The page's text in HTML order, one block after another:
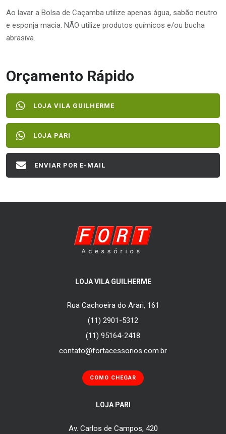
Ao lavar a Bolsa de Caçamba utilize apenas água, sabão neutro
e esponja macia. NÃO utilize produtos químicos e/ou bucha
abrasiva.
Orçamento Rápido
LOJA VILA GUILHERME
LOJA PARI
ENVIAR POR E-MAIL
LOJA VILA GUILHERME
Rua Cachoeira do Arari, 161
(11) 2901-5312
(11) 95164-2418
contato@fortacessorios.com.br
COMO CHEGAR
LOJA PARI
Av. Carlos de Campos, 420